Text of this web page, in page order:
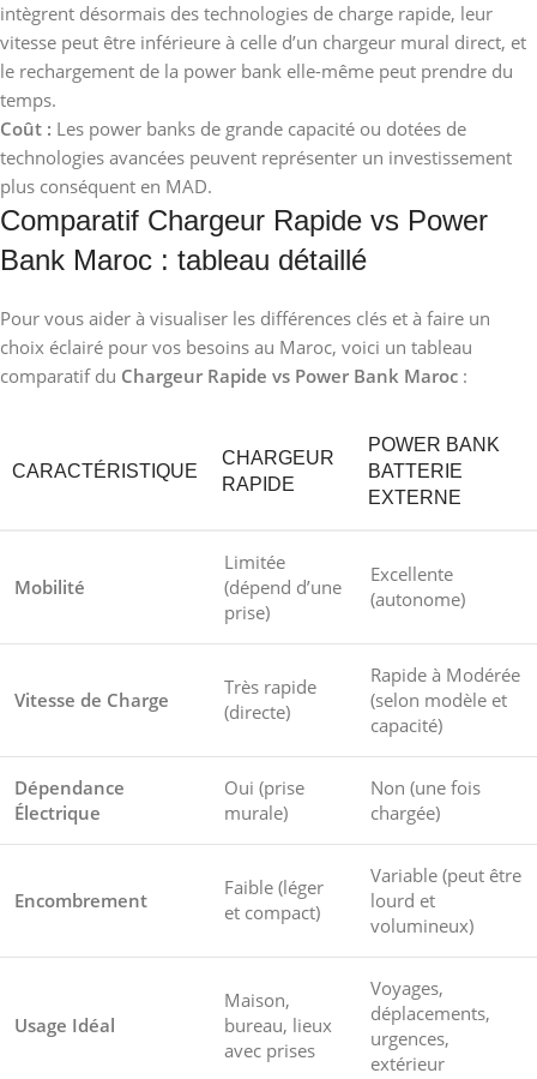
intègrent désormais des technologies de charge rapide, leur
vitesse peut être inférieure à celle d’un chargeur mural direct, et
le rechargement de la power bank elle-même peut prendre du
temps.
Coût : Les power banks de grande capacité ou dotées de
technologies avancées peuvent représenter un investissement
plus conséquent en MAD.
Comparatif Chargeur Rapide vs Power
Bank Maroc : tableau détaillé
Pour vous aider à visualiser les différences clés et à faire un
choix éclairé pour vos besoins au Maroc, voici un tableau
comparatif du Chargeur Rapide vs Power Bank Maroc :
CARACTÉRISTIQUE
CHARGEUR
RAPIDE
POWER BANK
BATTERIE
EXTERNE
Mobilité
Limitée
(dépend d’une
prise)
Excellente
(autonome)
Vitesse de Charge
Très rapide
(directe)
Rapide à Modérée
(selon modèle et
capacité)
Dépendance
Électrique
Oui (prise
murale)
Non (une fois
chargée)
Encombrement
Faible (léger
et compact)
Variable (peut être
lourd et
volumineux)
Usage Idéal
Maison,
bureau, lieux
avec prises
Voyages,
déplacements,
urgences,
extérieur